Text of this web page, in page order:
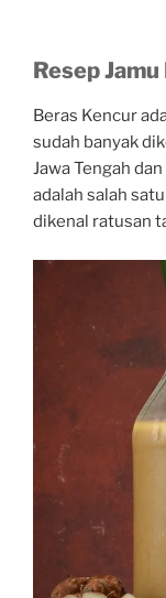
Resep
Beras Kencur
sudah banyak
Jawa Tengah
adalah salah
dikenal ratusan